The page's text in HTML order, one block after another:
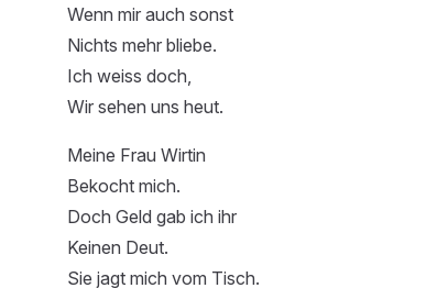
Wenn mir auch sonst
Nichts mehr bliebe.
Ich weiss doch,
Wir sehen uns heut.
Meine Frau Wirtin
Bekocht mich.
Doch Geld gab ich ihr
Keinen Deut.
Sie jagt mich vom Tisch.